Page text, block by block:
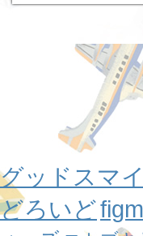
グッドスマ
どろいど